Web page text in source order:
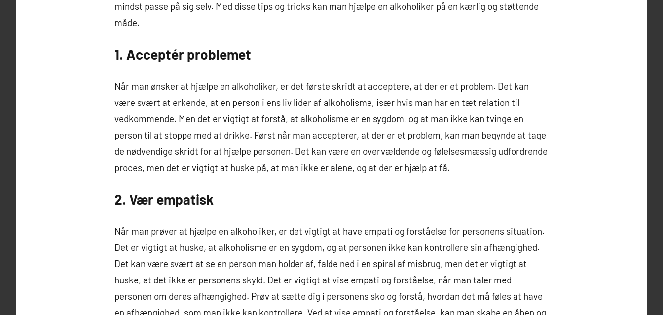
mindst passe på sig selv. Med disse tips og tricks kan man hjælpe en alkoholiker på en kærlig og støttende
måde.
1. Acceptér problemet
Når man ønsker at hjælpe en alkoholiker, er det første skridt at acceptere, at der er et problem. Det kan
være svært at erkende, at en person i ens liv lider af alkoholisme, især hvis man har en tæt relation til
vedkommende. Men det er vigtigt at forstå, at alkoholisme er en sygdom, og at man ikke kan tvinge en
person til at stoppe med at drikke. Først når man accepterer, at der er et problem, kan man begynde at tage
de nødvendige skridt for at hjælpe personen. Det kan være en overvældende og følelsesmæssig udfordrende
proces, men det er vigtigt at huske på, at man ikke er alene, og at der er hjælp at få.
2. Vær empatisk
Når man prøver at hjælpe en alkoholiker, er det vigtigt at have empati og forståelse for personens situation.
Det er vigtigt at huske, at alkoholisme er en sygdom, og at personen ikke kan kontrollere sin afhængighed.
Det kan være svært at se en person man holder af, falde ned i en spiral af misbrug, men det er vigtigt at
huske, at det ikke er personens skyld. Det er vigtigt at vise empati og forståelse, når man taler med
personen om deres afhængighed. Prøv at sætte dig i personens sko og forstå, hvordan det må føles at have
en afhængighed, som man ikke kan kontrollere. Ved at vise empati og forståelse, kan man skabe en åben og